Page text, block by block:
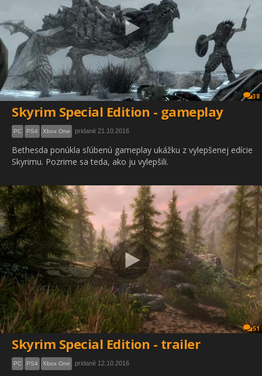
38
Skyrim Special Edition - gameplay
PC PS4 Xbox One pridané 21.10.2016
Bethesda ponúkla sľúbenú gameplay ukážku z vylepšenej edície
Skyrimu. Pozrime sa teda, ako ju vylepšili.
51
Skyrim Special Edition - trailer
PC PS4 Xbox One pridané 12.10.2016